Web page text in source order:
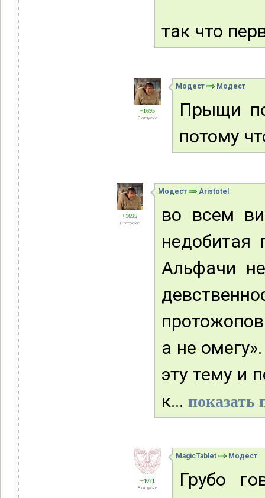
так что
+1695
В отпуске
Модест Модест
Прыщи
потому
+1695
В отпуске
Модест Aristotel
во всем
недобитая
Альфачи
а не
эту тему и
к... показать
+4071
В отпуске
MagicTablet Модест
Грубо